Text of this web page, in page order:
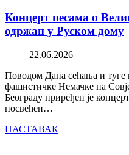
Концерт песама о
одржан у Руском дому
22.06.2026
Поводом Дана сећања и
фашистичке Немачке на
Београду приређен је
посвећен…
НАСТАВАК